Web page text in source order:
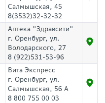
Салмышская, 45
8(3532)32-32-32
Аптека "Здравсити"
г. Оренбург, ул.
Володарского, 27
8 (922)531-53-96
Вита Экспресс
г. Оренбург, ул.
Салмышская, 56 А
8 800 755 00 03